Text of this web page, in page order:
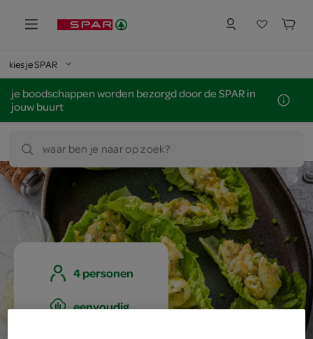
kies je SPAR
je boodschappen worden bezorgd door de SPAR in
jouw buurt
waar ben je naar op zoek?
4 personen
eenvoudig